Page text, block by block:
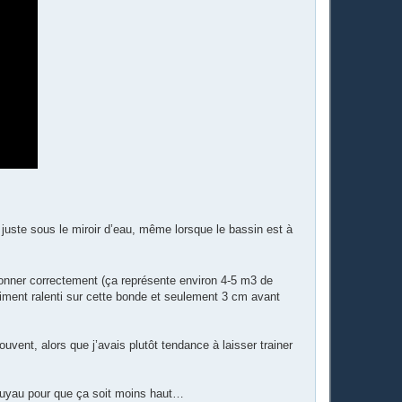
sous le miroir d’eau, même lorsque le bassin est à
correctement (ça représente environ 4-5 m3 de
ralenti sur cette bonde et seulement 3 cm avant
alors que j’avais plutôt tendance à laisser trainer
pour que ça soit moins haut…